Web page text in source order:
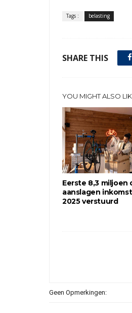
Tags : belasting
SHARE THIS
YOU MIGHT ALSO
Eerste 8,3 miljoen
aanslagen
2025 verstuurd
Geen Opmerkingen: